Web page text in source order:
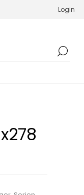
Login